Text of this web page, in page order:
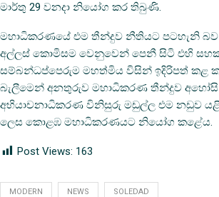
මාර්තු 29 වනදා නියෝග කර තිබුණි.
මහාධිකරණයේ එම තීන්දුව නීතියට පටහැනි
අල්ලස් කොමිසම වෙනුවෙන් පෙනී සිටි එහි
සම්බන්ධප්පෙරුම මහත්මිය විසින් ඉදිරිපත් කළ
බැලීමෙන් අනතුරුව මහාධිකරණ තීන්දුව
අභියාචනාධිකරණ විනිසුරු මඩුල්ල එම නඩුව
ලෙස කොළඹ මහාධිකරණයට නියෝග කළේය.
Post Views: 163
MODERN NEWS SOLEDAD